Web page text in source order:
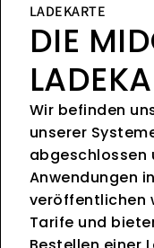
LADEKARTE
DIE
Wir befinden
unserer
abgeschlossen
Anwendungen
veröffentlichen
Tarife und